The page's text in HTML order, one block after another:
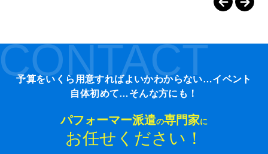
予算をいくら用意すればよいかわからない…イベント
自体初めて…そんな方にも！
パフォーマー派遣の専門家に
お任せください！